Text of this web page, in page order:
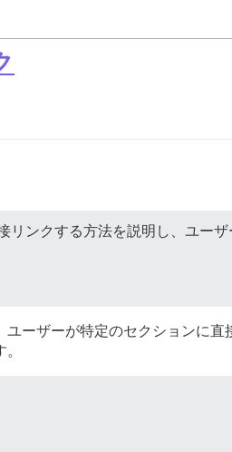
リンクする方法を説明し、ユー
ーザーが特定のセクションに